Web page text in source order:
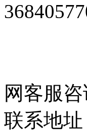
网客服咨
联系地